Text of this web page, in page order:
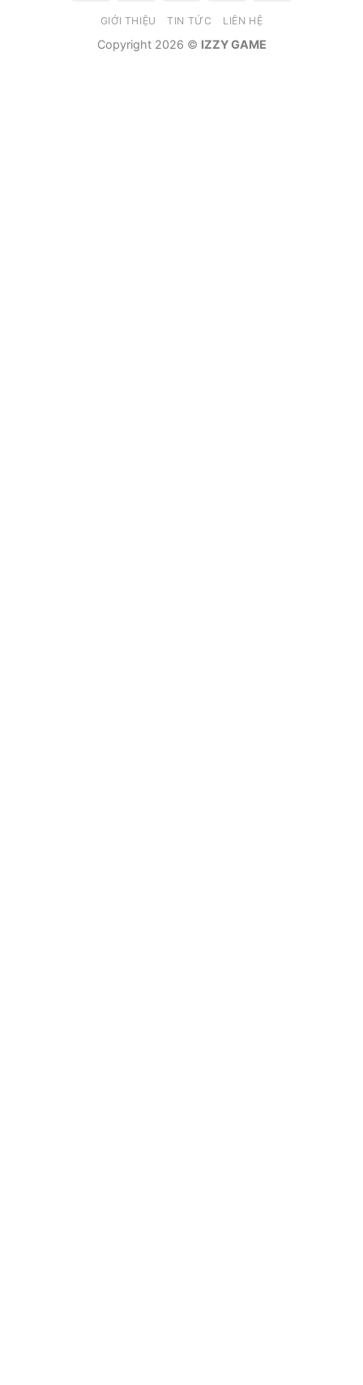
GIỚI THIỆU TIN TỨC LIÊN HỆ
Copyright 2026 © IZZY GAME